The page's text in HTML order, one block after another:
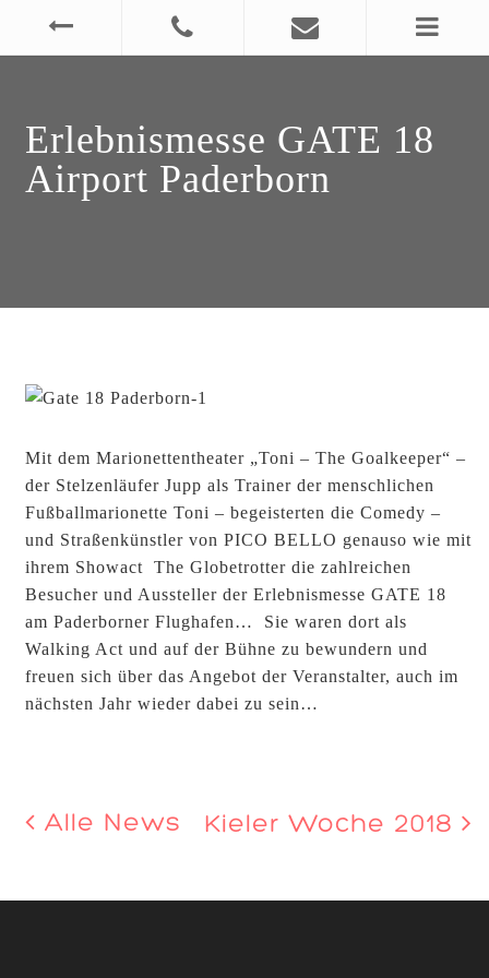
Erlebnismesse GATE 18
Airport Paderborn
Mit dem Marionettentheater „Toni – The Goalkeeper“ –
der Stelzenläufer Jupp als Trainer der menschlichen
Fußballmarionette Toni – begeisterten die Comedy –
und Straßenkünstler von PICO BELLO genauso wie mit
ihrem Showact The Globetrotter die zahlreichen
Besucher und Aussteller der Erlebnismesse GATE 18
am Paderborner Flughafen… Sie waren dort als
Walking Act und auf der Bühne zu bewundern und
freuen sich über das Angebot der Veranstalter, auch im
nächsten Jahr wieder dabei zu sein…
Alle News Kieler Woche 2018